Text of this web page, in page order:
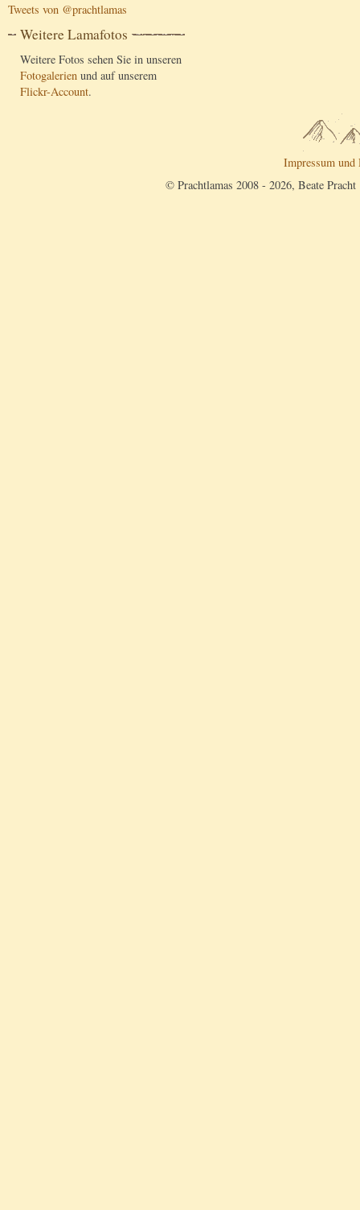
Tweets von @prachtlamas
Weitere Lamafotos
Weitere Fotos sehen Sie in unseren
Fotogalerien und auf unserem
Flickr-Account.
Impressum und
© Prachtlamas 2008 - 2026, Beate Pracht